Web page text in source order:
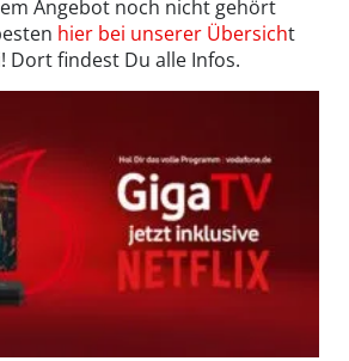
Angebot noch nicht gehört
hier bei unserer Übersicht
Dort findest Du alle Infos.